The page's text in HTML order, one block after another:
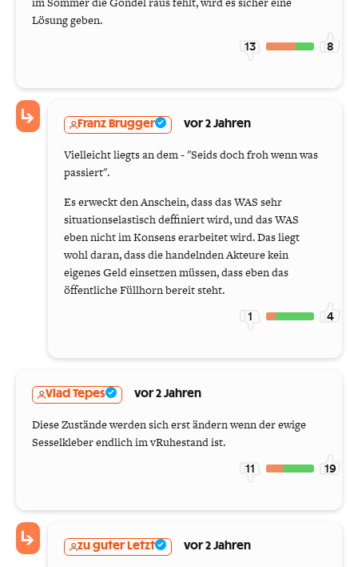
Lösung geben.
13 8
Franz Brugger vor 2 Jahren
Vielleicht liegts an dem - "Seids doch froh wenn was
passiert".
Es erweckt den Anschein, dass das WAS sehr
situationselastisch deffiniert wird, und das WAS
eben nicht im Konsens erarbeitet wird. Das liegt
wohl daran, dass die handelnden Akteure kein
eigenes Geld einsetzen müssen, dass eben das
öffentliche Füllhorn bereit steht.
1 4
Vlad Tepes vor 2 Jahren
Diese Zustände werden sich erst ändern wenn der ewige
Sesselkleber endlich im vRuhestand ist.
11 19
zu guter Letzt vor 2 Jahren